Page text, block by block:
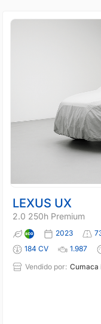
LEXUS UX
2.0 250h Premium
2023
184 CV
1.987
Vendido por: Cumaca